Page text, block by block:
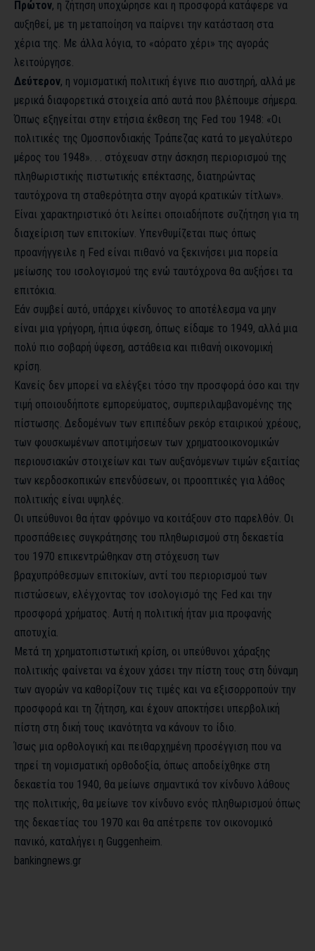
Πρώτον, η ζήτηση υποχώρησε και η προσφορά κατάφερε να
αυξηθεί, με τη μεταποίηση να παίρνει την κατάσταση στα
χέρια της. Με άλλα λόγια, το «αόρατο χέρι» της αγοράς
λειτούργησε.
Δεύτερον, η νομισματική πολιτική έγινε πιο αυστηρή, αλλά με
μερικά διαφορετικά στοιχεία από αυτά που βλέπουμε σήμερα.
Όπως εξηγείται στην ετήσια έκθεση της Fed του 1948: «Οι
πολιτικές της Ομοσπονδιακής Τράπεζας κατά το μεγαλύτερο
μέρος του 1948». . . στόχευαν στην άσκηση περιορισμού της
πληθωριστικής πιστωτικής επέκτασης, διατηρώντας
ταυτόχρονα τη σταθερότητα στην αγορά κρατικών τίτλων».
Είναι χαρακτηριστικό ότι λείπει οποιαδήποτε συζήτηση για τη
διαχείριση των επιτοκίων. Υπενθυμίζεται πως όπως
προανήγγειλε η Fed είναι πιθανό να ξεκινήσει μια πορεία
μείωσης του ισολογισμού της ενώ ταυτόχρονα θα αυξήσει τα
επιτόκια.
Εάν συμβεί αυτό, υπάρχει κίνδυνος το αποτέλεσμα να μην
είναι μια γρήγορη, ήπια ύφεση, όπως είδαμε το 1949, αλλά μια
πολύ πιο σοβαρή ύφεση, αστάθεια και πιθανή οικονομική
κρίση.
Κανείς δεν μπορεί να ελέγξει τόσο την προσφορά όσο και την
τιμή οποιουδήποτε εμπορεύματος, συμπεριλαμβανομένης της
πίστωσης. Δεδομένων των επιπέδων ρεκόρ εταιρικού χρέους,
των φουσκωμένων αποτιμήσεων των χρηματοοικονομικών
περιουσιακών στοιχείων και των αυξανόμενων τιμών εξαιτίας
των κερδοσκοπικών επενδύσεων, οι προοπτικές για λάθος
πολιτικής είναι υψηλές.
Οι υπεύθυνοι θα ήταν φρόνιμο να κοιτάξουν στο παρελθόν. Οι
προσπάθειες συγκράτησης του πληθωρισμού στη δεκαετία
του 1970 επικεντρώθηκαν στη στόχευση των
βραχυπρόθεσμων επιτοκίων, αντί του περιορισμού των
πιστώσεων, ελέγχοντας τον ισολογισμό της Fed και την
προσφορά χρήματος. Αυτή η πολιτική ήταν μια προφανής
αποτυχία.
Μετά τη χρηματοπιστωτική κρίση, οι υπεύθυνοι χάραξης
πολιτικής φαίνεται να έχουν χάσει την πίστη τους στη δύναμη
των αγορών να καθορίζουν τις τιμές και να εξισορροπούν την
προσφορά και τη ζήτηση, και έχουν αποκτήσει υπερβολική
πίστη στη δική τους ικανότητα να κάνουν το ίδιο.
Ίσως μια ορθολογική και πειθαρχημένη προσέγγιση που να
τηρεί τη νομισματική ορθοδοξία, όπως αποδείχθηκε στη
δεκαετία του 1940, θα μείωνε σημαντικά τον κίνδυνο λάθους
της πολιτικής, θα μείωνε τον κίνδυνο ενός πληθωρισμού όπως
της δεκαετίας του 1970 και θα απέτρεπε τον οικονομικό
πανικό, καταλήγει η Guggenheim.
bankingnews.gr